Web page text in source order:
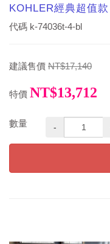
KOHLER經典超值款
代碼 k-74036t-4-bl
建議售價 NT$17,140
特價 NT$13,712
數量 -